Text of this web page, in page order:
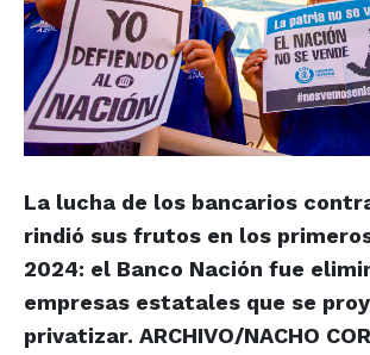
La lucha de los bancarios
rindió sus frutos en los
2024: el Banco Nación fue
empresas estatales que se
privatizar. ARCHIVO/NACHO